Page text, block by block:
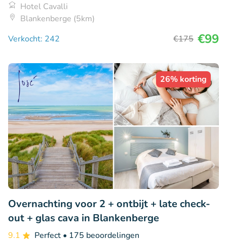
Hotel Cavalli
Blankenberge (5km)
Verkocht: 242
€175 €99
26% korting
Overnachting voor 2 + ontbijt + late check-
out + glas cava in Blankenberge
9.1 Perfect • 175 beoordelingen